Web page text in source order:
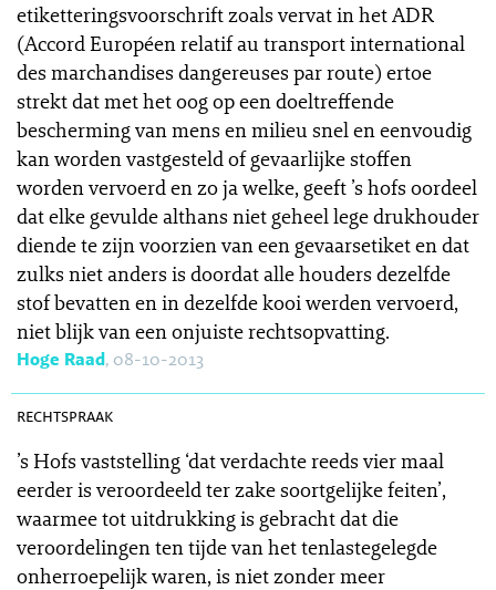
etiketteringsvoorschrift zoals vervat in het ADR
(Accord Européen relatif au transport international
des marchandises dangereuses par route) ertoe
strekt dat met het oog op een doeltreffende
bescherming van mens en milieu snel en eenvoudig
kan worden vastgesteld of gevaarlijke stoffen
worden vervoerd en zo ja welke, geeft ’s hofs oordeel
dat elke gevulde althans niet geheel lege drukhouder
diende te zijn voorzien van een gevaarsetiket en dat
zulks niet anders is doordat alle houders dezelfde
stof bevatten en in dezelfde kooi werden vervoerd,
niet blijk van een onjuiste rechtsopvatting.
Hoge Raad, 08-10-2013
rechtspraak
’s Hofs vaststelling ‘dat verdachte reeds vier maal
eerder is veroordeeld ter zake soortgelijke feiten’,
waarmee tot uitdrukking is gebracht dat die
veroordelingen ten tijde van het tenlastegelegde
onherroepelijk waren, is niet zonder meer